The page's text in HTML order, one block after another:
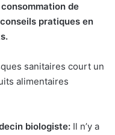
de
pratiques en
sanitaires court un
alimentaires
biologiste: Il n’y a